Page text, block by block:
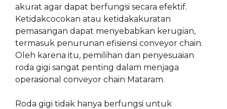
akurat agar dapat berfungsi secara efektif.
Ketidakcocokan atau ketidakakuratan
pemasangan dapat menyebabkan kerugian,
termasuk penurunan efisiensi conveyor chain.
Oleh karena itu, pemilihan dan penyesuaian
roda gigi sangat penting dalam menjaga
operasional conveyor chain Mataram.
Roda gigi tidak hanya berfungsi untuk